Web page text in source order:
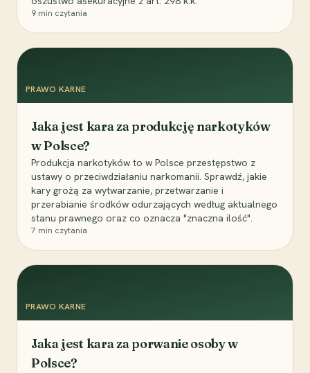
9 min czytania
PRAWO KARNE
Jaka jest kara za produkcję narkotyków
w Polsce?
Produkcja narkotyków to w Polsce przestępstwo z
ustawy o przeciwdziałaniu narkomanii. Sprawdź, jakie
kary grożą za wytwarzanie, przetwarzanie i
przerabianie środków odurzających według aktualnego
stanu prawnego oraz co oznacza "znaczna ilość".
7 min czytania
PRAWO KARNE
Jaka jest kara za porwanie osoby w
Polsce?